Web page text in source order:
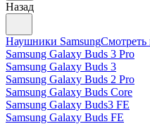
Назад
Наушники SamsungСмотреть
Samsung Galaxy Buds 3 Pro
Samsung Galaxy Buds 3
Samsung Galaxy Buds 2 Pro
Samsung Galaxy Buds Core
Samsung Galaxy Buds3 FE
Samsung Galaxy Buds FE